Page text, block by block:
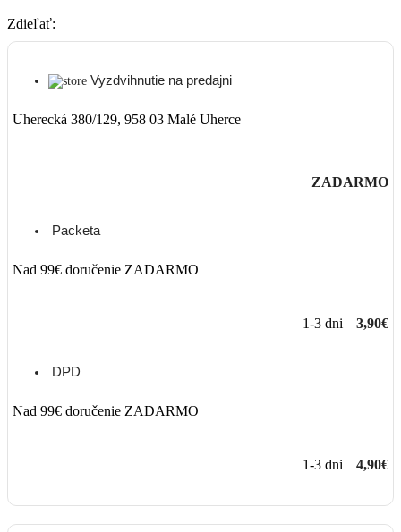
Zdieľať:
Vyzdvihnutie na predajni
Uherecká 380/129, 958 03 Malé Uherce
ZADARMO
Packeta
Nad 99€ doručenie ZADARMO
1-3 dni 3,90€
DPD
Nad 99€ doručenie ZADARMO
1-3 dni 4,90€